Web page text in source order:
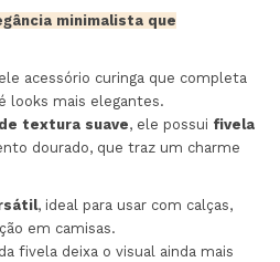
minimalista que
acessório curinga que completa
looks mais elegantes.
textura suave, ele possui fivela
dourado, que traz um charme
, ideal para usar com calças,
em camisas.
fivela deixa o visual ainda mais